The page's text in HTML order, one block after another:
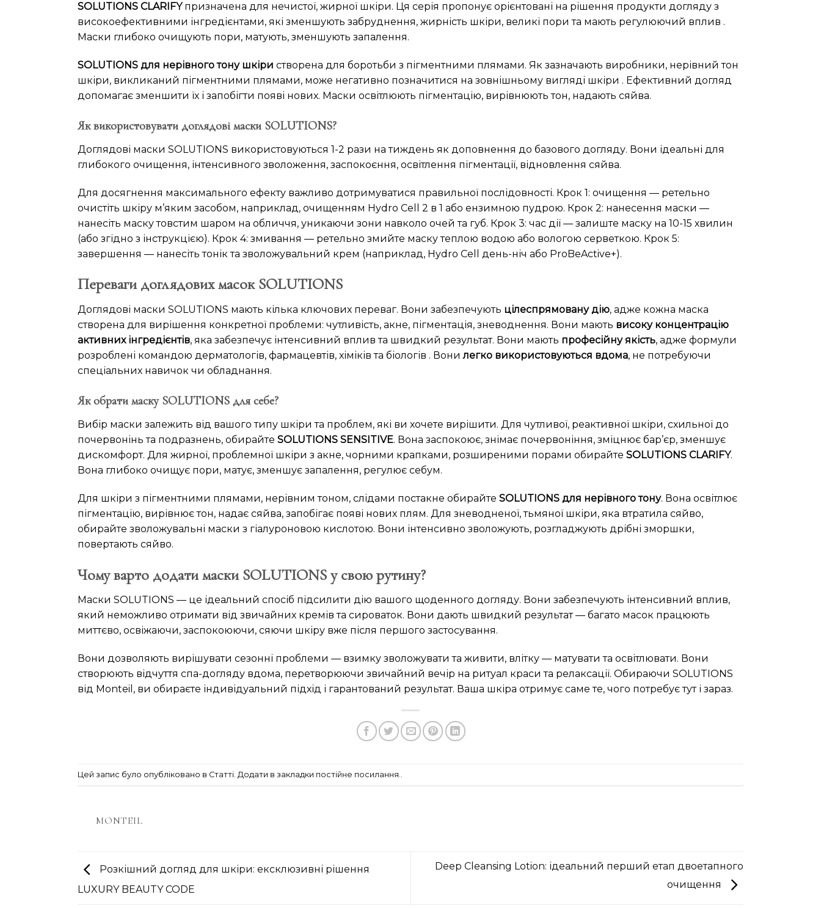
SOLUTIONS CLARIFYпризначена для нечистої, жирної шкіри. Ця серія пропонує орієнтовані на рішення продукти догляду з
високоефективними інгредієнтами, які зменшують забруднення, жирність шкіри, великі пори та мають регулюючий вплив .
Маски глибоко очищують пори, матують, зменшують запалення.
SOLUTIONS для нерівного тону шкіри створена для боротьби з пігментними плямами. Як зазначають виробники, нерівний тон
шкіри, викликаний пігментними плямами, може негативно позначитися на зовнішньому вигляді шкіри . Ефективний догляд
допомагає зменшити їх і запобігти появі нових. Маски освітлюють пігментацію, вирівнюють тон, надають сяйва.
Як використовувати доглядові маски SOLUTIONS?
Доглядові маски SOLUTIONS використовуються 1-2 рази на тиждень як доповнення до базового догляду. Вони ідеальні для
глибокого очищення, інтенсивного зволоження, заспокоєння, освітлення пігментації, відновлення сяйва.
Для досягнення максимального ефекту важливо дотримуватися правильної послідовності. Крок 1: очищення — ретельно
очистіть шкіру м’яким засобом, наприклад, очищенням Hydro Cell 2 в 1 або ензимною пудрою. Крок 2: нанесення маски —
нанесіть маску товстим шаром на обличчя, уникаючи зони навколо очей та губ. Крок 3: час дії — залиште маску на 10-15 хвилин
(або згідно з інструкцією). Крок 4: змивання — ретельно змийте маску теплою водою або вологою серветкою. Крок 5:
завершення — нанесіть тонік та зволожувальний крем (наприклад, Hydro Cell день-ніч або ProBeActive+).
Переваги доглядових масок SOLUTIONS
Доглядові маски SOLUTIONS мають кілька ключових переваг. Вони забезпечують цілеспрямовану дію, адже кожна маска
створена для вирішення конкретної проблеми: чутливість, акне, пігментація, зневоднення. Вони мають високу концентрацію
активних інгредієнтів, яка забезпечує інтенсивний вплив та швидкий результат. Вони мають професійну якість, адже формули
розроблені командою дерматологів, фармацевтів, хіміків та біологів . Вонилегко використовуються вдома, не потребуючи
спеціальних навичок чи обладнання.
Як обрати маску SOLUTIONS для себе?
Вибір маски залежить від вашого типу шкіри та проблем, які ви хочете вирішити. Для чутливої, реактивної шкіри, схильної до
почервонінь та подразнень, обирайте SOLUTIONS SENSITIVE. Вона заспокоює, знімає почервоніння, зміцнює бар’єр, зменшує
дискомфорт. Для жирної, проблемної шкіри з акне, чорними крапками, розширеними порами обирайте SOLUTIONS CLARIFY.
Вона глибоко очищує пори, матує, зменшує запалення, регулює себум.
Для шкіри з пігментними плямами, нерівним тоном, слідами постакне обирайте SOLUTIONS для нерівного тону. Вона освітлює
пігментацію, вирівнює тон, надає сяйва, запобігає появі нових плям. Для зневодненої, тьмяної шкіри, яка втратила сяйво,
обирайте зволожувальні маски з гіалуроновою кислотою. Вони інтенсивно зволожують, розгладжують дрібні зморшки,
повертають сяйво.
Чому варто додати маски SOLUTIONS у свою рутину?
Маски SOLUTIONS — це ідеальний спосіб підсилити дію вашого щоденного догляду. Вони забезпечують інтенсивний вплив,
який неможливо отримати від звичайних кремів та сироваток. Вони дають швидкий результат — багато масок працюють
миттєво, освіжаючи, заспокоюючи, сяючи шкіру вже після першого застосування.
Вони дозволяють вирішувати сезонні проблеми — взимку зволожувати та живити, влітку — матувати та освітлювати. Вони
створюють відчуття спа-догляду вдома, перетворюючи звичайний вечір на ритуал краси та релаксації. Обираючи SOLUTIONS
від Monteil, ви обираєте індивідуальний підхід і гарантований результат. Ваша шкіра отримує саме те, чого потребує тут і зараз.
Цей запис було опубліковано в Статті . Додати в закладки постійне посилання.
MONTEIL
Розкішний догляд для шкіри: ексклюзивні рішення
LUXURY BEAUTY CODE
Deep Cleansing Lotion: ідеальний перший етап двоетапного
очищення